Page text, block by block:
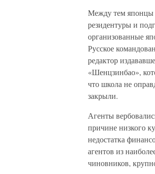
Между тем японцы
резидентуры и
организованные
Русское
редактор
«Шенцзинбао»,
что школа не
закрыли.
Агенты
причине низкого
недостатка
агентов из
чиновников,